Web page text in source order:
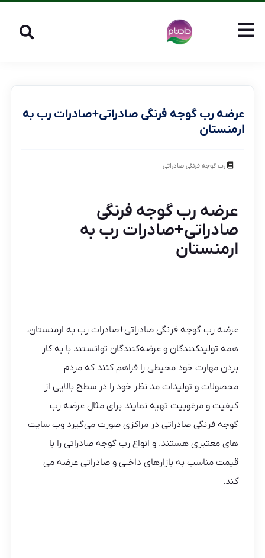
عرضه رب گوجه فرنگی صادراتی+صادرات رب به
ارمنستان
رب گوجه فرنگی صادراتی
عرضه رب گوجه فرنگی
صادراتی+صادرات رب به
ارمنستان
عرضه رب گوجه فرنگی صادراتی+صادرات رب به ارمنستان،
همه تولیدکنندگان و عرضه‌کنندگان توانستند با به کار
بردن مهارت خود محیطی را فراهم کنند که مردم
محصولات و تولیدات مد نظر خود را در سطح بالایی از
کیفیت و مرغوبیت تهیه نمایند برای مثال عرضه رب
گوجه فرنگی صادراتی در مراکزی صورت می‌گیرد وب سایت
های معتبری هستند. و انواع رب گوجه صادراتی را با
قیمت مناسب به بازارهای داخلی و صادراتی عرضه می
کند.